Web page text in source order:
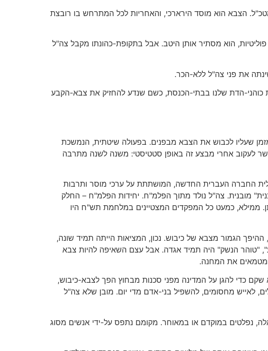
הצבא הוא מוסד הירארכי, והאחריות לכל המתרחש בו רובצת
הוא מסתיר אותן היטב. אבל בתקופת-כהונתו מקבל צה"ל
את פני צה"ל ללא-הכר.
כוהני-הדת שלנו בבתי-הכנסת, כשם שנדע להחזיק את צבא-הקבע
שעליו לכבוש את הצבא מבפנים. בפעולה שיטתית, הנמשכת
לעקוב אחרי מבצע זה באופן סטטיסטי: משנה לשנה מתרבה
החברה העברית החדשה, המושתתת על ערכי מוסר ותרבות
מובנית. צה"ל נולד מתוך הפלמ"ח. יחידות הפלמ"ח – החלק
ממילא, כמעט כל המפקדים המצטיינים במלחמת תש"ח היו
הגמור מצבא של כיבוש. נכון, המציאות הייתה תמיד שונה,
כבר ב-1950 בספרי "הצד השני של המטבע", "טוהר הנשק" היה תמיד אגדה. אבל עצם השאיפה להיות צבא
ומטמאים את המחנה.
השתנה אופיו של צה"ל לחלוטין. צבא שקם כדי להגן על המדינה מפני סכנות מבחוץ הפך לצבא-כיבוש,
לאייש מחסומים, להשפיל בני-אדם מדי יום. מובן שלא צה"ל
נפלטים במוקדם או במאוחר. מקומם נתפס על-ידי אנשים מסוג